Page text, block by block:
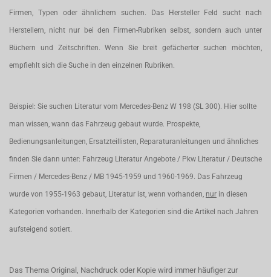
Firmen, Typen oder ähnlichem suchen. Das Hersteller Feld sucht nach
Herstellern, nicht nur bei den Firmen-Rubriken selbst, sondern auch unter
Büchern und Zeitschriften. Wenn Sie breit gefächerter suchen möchten,
empfiehlt sich die Suche in den einzelnen Rubriken.
Beispiel: Sie suchen Literatur vom Mercedes-Benz W 198 (SL 300). Hier sollte
man wissen, wann das Fahrzeug gebaut wurde. Prospekte,
Bedienungsanleitungen, Ersatzteillisten, Reparaturanleitungen und ähnliches
finden Sie dann unter: Fahrzeug Literatur Angebote / Pkw Literatur / Deutsche
Firmen / Mercedes-Benz / MB 1945-1959 und 1960-1969. Das Fahrzeug
wurde von 1955-1963 gebaut, Literatur ist, wenn vorhanden, nur in diesen
Kategorien vorhanden. Innerhalb der Kategorien sind die Artikel nach Jahren
aufsteigend sotiert.
Das Thema Original, Nachdruck oder Kopie wird immer häufiger zur